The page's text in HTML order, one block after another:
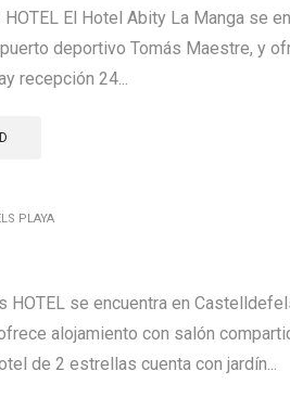
El Hotel Abity La Manga se
deportivo Tomás Maestre, y
recepción 24...
PLAYA
HOTEL se encuentra en
alojamiento con salón
de 2 estrellas cuenta con jardín...